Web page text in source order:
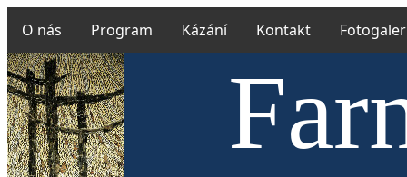
O nás Program Kázání Kontakt